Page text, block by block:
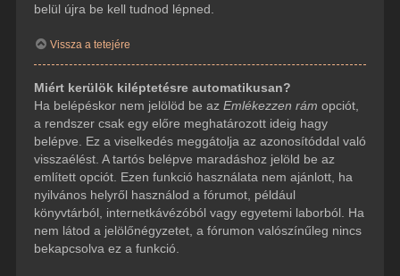
belül újra be kell tudnod lépned.
Vissza a tetejére
Miért kerülök kiléptetésre automatikusan?
Ha belépéskor nem jelölöd be az Emlékezzen rám opciót,
a rendszer csak egy előre meghatározott ideig hagy
belépve. Ez a viselkedés meggátolja az azonosítóddal való
visszaélést. A tartós belépve maradáshoz jelöld be az
említett opciót. Ezen funkció használata nem ajánlott, ha
nyilvános helyről használod a fórumot, például
könyvtárból, internetkávézóból vagy egyetemi laborból. Ha
nem látod a jelölőnégyzetet, a fórumon valószínűleg nincs
bekapcsolva ez a funkció.